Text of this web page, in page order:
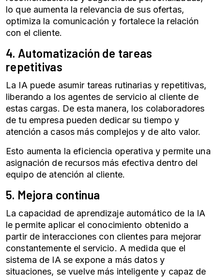
lo que aumenta la relevancia de sus ofertas,
optimiza la comunicación y fortalece la relación
con el cliente.
4. Automatización de tareas
repetitivas
La IA puede asumir tareas rutinarias y repetitivas,
liberando a los agentes de servicio al cliente de
estas cargas. De esta manera, los colaboradores
de tu empresa pueden dedicar su tiempo y
atención a casos más complejos y de alto valor.
Esto aumenta la eficiencia operativa y permite una
asignación de recursos más efectiva dentro del
equipo de atención al cliente.
5. Mejora continua
La capacidad de aprendizaje automático de la IA
le permite aplicar el conocimiento obtenido a
partir de interacciones con clientes para mejorar
constantemente el servicio. A medida que el
sistema de IA se expone a más datos y
situaciones, se vuelve más inteligente y capaz de